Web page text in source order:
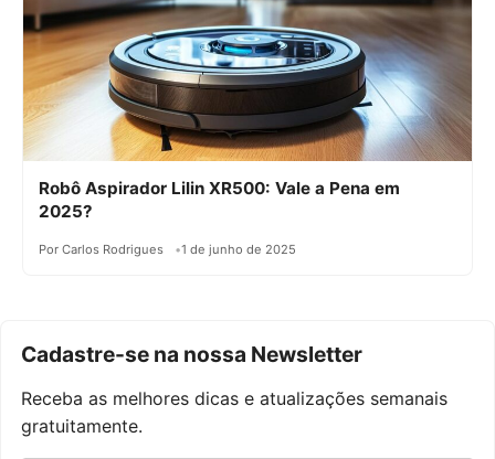
Robô Aspirador Lilin XR500: Vale a Pena em
2025?
Por Carlos Rodrigues 1 de junho de 2025
Cadastre-se na nossa Newsletter
Receba as melhores dicas e atualizações semanais
gratuitamente.